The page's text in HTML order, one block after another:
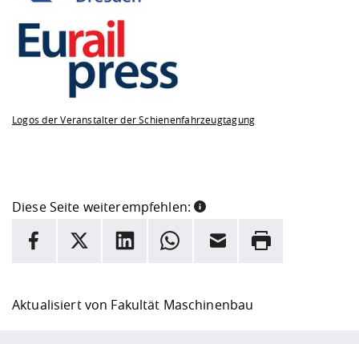
Logos der Veranstalter der Schienenfahrzeugtagung
Diese Seite weiterempfehlen:
INFORMATION
Facebook
X LinkedInWhatsappE-Mail Drucken
Aktualisiert von Fakultät Maschinenbau